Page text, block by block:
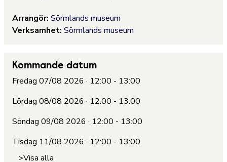
Arrangör: Sörmlands museum
Verksamhet: Sörmlands museum
Kommande datum
Fredag 07/08 2026 · 12:00 - 13:00
Lördag 08/08 2026 · 12:00 - 13:00
Söndag 09/08 2026 · 12:00 - 13:00
Tisdag 11/08 2026 · 12:00 - 13:00
>Visa alla